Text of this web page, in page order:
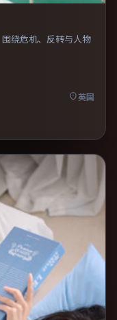
绕危机、反转与人物
英国